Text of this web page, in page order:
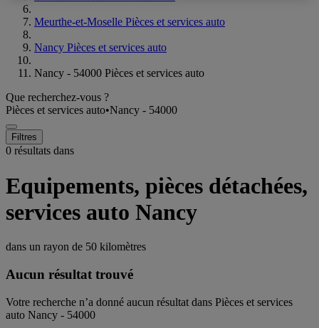
Meurthe-et-Moselle Pièces et services auto
Nancy Pièces et services auto
Nancy - 54000 Pièces et services auto
Que recherchez-vous ?
Pièces et services auto•Nancy - 54000
Filtres
0 résultats dans
Equipements, pièces détachées,
services auto Nancy
dans un rayon de 50 kilomètres
Aucun résultat trouvé
Votre recherche n’a donné aucun résultat dans Pièces et services
auto Nancy - 54000